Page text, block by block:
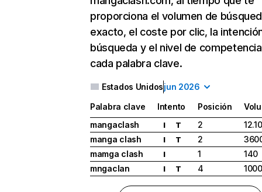
proporciona el volumen de
exacto, el coste por clic, la
búsqueda y el nivel de
cada palabra clave.
Estados Unidosjun 2026
Palabra clave Intento Posición
mangaclash
I T 2
manga clash
I T 2
mamga clash
I 1
140
mngaclan
I T 4 1000